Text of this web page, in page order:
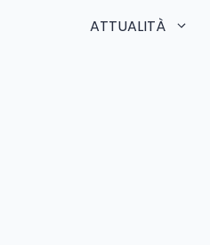
ATTUALITÀ